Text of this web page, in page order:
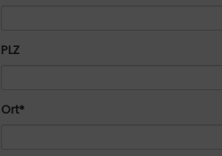
PLZ
Pflichtfeld
Ort*